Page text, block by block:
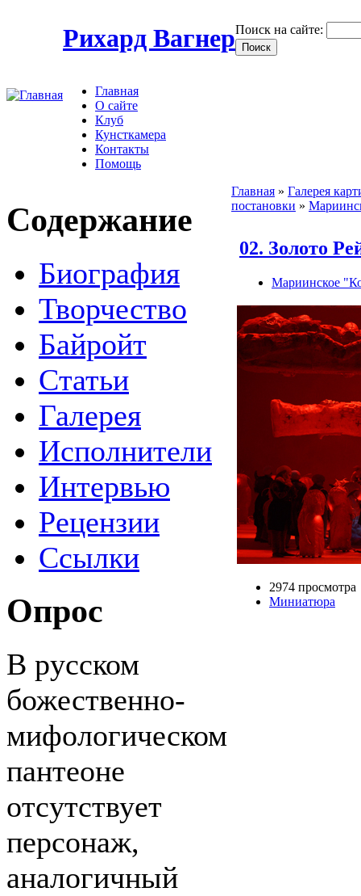
Рихард ВагнерПоиск на сайте:
Главная
О сайте
Клуб
Кунсткамера
Контакты
Помощь
Содержание
Биография
Творчество
Байройт
Статьи
Галерея
Исполнители
Интервью
Рецензии
Ссылки
Опрос
В русском
божественно-
мифологическом
пантеоне
отсутствует
персонаж,
аналогичный
Главная » Галерея
постановки »
02. Золото
Мариинское
2974 просмотра
Миниатюра